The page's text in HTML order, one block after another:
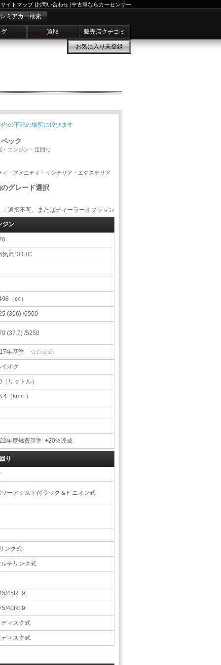
サイトマップ|お問い合わせ |中古車ならカーセンサー
ミアカー検索
買取 販売店クチコミ
お気に入り未登録
内の下記の場所に飛びます
ック
・エンジン・足回り
ィ・アメニティ・インテリア・エクステリア
グレード選択
択不可、またはディーラーオプション
ジン
気筒DOHC
（cc）
(306) /6500
(37.7) /5250
年基準 ☆☆☆☆
オク
（リットル）
（km/L）
年度燃費基準 +20%達成
り
ーアシスト付ラック＆ピニオン式
ンク式
チリンク式
45R19
40R19
ィスク式
ィスク式